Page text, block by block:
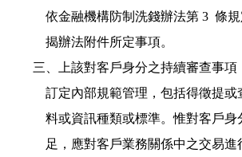
依金融機構防制洗錢辦法第 3
              揭辦法附件所定事項。
三、上該對客戶身分之持續審查
訂定內部規範管理，包括得徵
料或資訊種類或標準。惟對客
足，應對客戶業務關係中之交